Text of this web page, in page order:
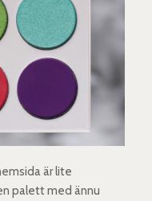
är lite
palett med ännu